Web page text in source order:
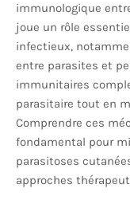
immunologique
joue un rôle
infectieux,
entre parasites et
immunitaires
parasitaire tout en
Comprendre ces
fondamental pour
parasitoses
approches